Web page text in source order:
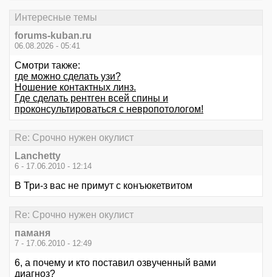
Интересные темы
forums-kuban.ru
06.08.2026 - 05:41
Смотри также:
где можно сделать узи?
Ношение контактных линз.
Где сделать рентген всей спины и
проконсультироваться с невропотологом!
Re: Срочно нужен окулист
Lanchetty
6 - 17.06.2010 - 12:14
В Три-з вас не примут с конъюкетвитом
Re: Срочно нужен окулист
паманя
7 - 17.06.2010 - 12:49
6, а почему и кто поставил озвученный вами
диагноз?